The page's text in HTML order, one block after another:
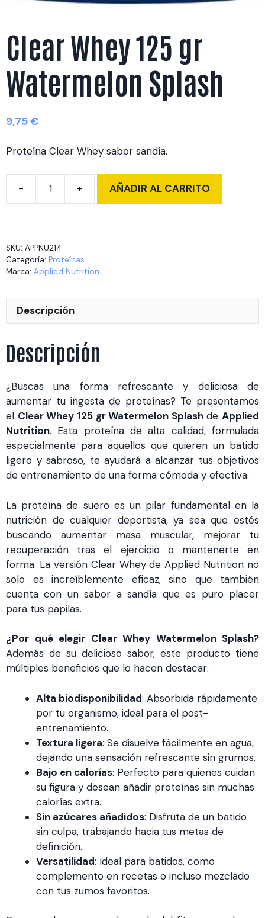
Clear Whey 125 gr
Watermelon Splash
9,75€
Proteína Clear Whey sabor sandía.
Clear
125
Splash
AÑADIR AL CARRITO
SKU: APPNU214
Categoría: Proteínas
Marca: Applied Nutrition
Descripción
Descripción
¿Buscas una forma refrescante y deliciosa de
aumentar tu ingesta de proteínas? Te presentamos
el Clear Whey 125 gr Watermelon Splashde Applied
Nutrition. Esta proteína de alta calidad, formulada
especialmente para aquellos que quieren un batido
ligero y sabroso, te ayudará a alcanzar tus objetivos
de entrenamiento de una forma cómoda y efectiva.
La proteína de suero es un pilar fundamental en la
nutrición de cualquier deportista, ya sea que estés
buscando aumentar masa muscular, mejorar tu
recuperación tras el ejercicio o mantenerte en
forma. La versión Clear Whey de Applied Nutrition no
solo es increíblemente eficaz, sino que también
cuenta con un sabor a sandía que es puro placer
para tus papilas.
¿Por qué elegir Clear Whey Watermelon Splash?
Además de su delicioso sabor, este producto tiene
múltiples beneficios que lo hacen destacar:
Alta biodisponibilidad: Absorbida rápidamente
por tu organismo, ideal para el post-
entrenamiento.
Textura ligera: Se disuelve fácilmente en agua,
dejando una sensación refrescante sin grumos.
Bajo en calorías: Perfecto para quienes cuidan
su figura y desean añadir proteínas sin muchas
calorías extra.
Sin azúcares añadidos: Disfruta de un batido
sin culpa, trabajando hacia tus metas de
definición.
Versatilidad: Ideal para batidos, como
complemento en recetas o incluso mezclado
con tus zumos favoritos.